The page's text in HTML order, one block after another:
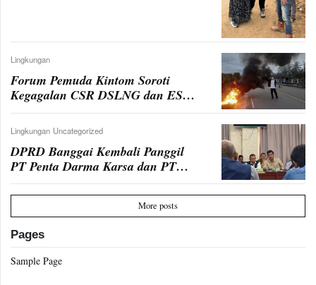
Lingkungan
Forum Pemuda Kintom Soroti
Kegagalan CSR DSLNG dan ESSA
PAU, Desak Perubahan Nyata
Lingkungan Uncategorized
DPRD Banggai Kembali Panggil
PT Penta Darma Karsa dan PT
Prima Darma atas Perusakan
Mangrove dan Jalan Umum
More posts
Pages
Sample Page